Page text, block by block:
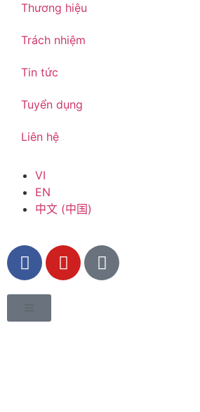
Thương hiệu
Trách nhiệm
Tin tức
Tuyển dụng
Liên hệ
VI
EN
中文 (中国)